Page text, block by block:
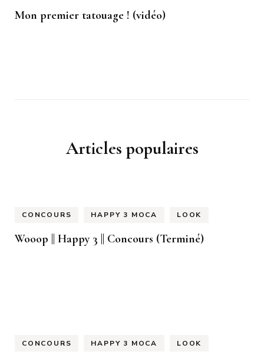
Mon premier tatouage ! (vidéo)
Articles populaires
CONCOURS HAPPY 3 MOCA LOOK
Wooop || Happy 3 || Concours (Terminé)
CONCOURS HAPPY 3 MOCA LOOK